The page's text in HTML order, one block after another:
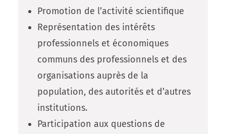
Promotion de l’activité scientifique
Représentation des intérêts
professionnels et économiques
communs des professionnels et des
organisations auprès de la
population, des autorités et d’autres
institutions.
Participation aux questions de